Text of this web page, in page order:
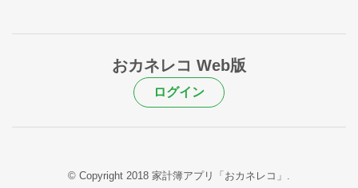
おカネレコ Web版
ログイン
© Copyright 2018 家計簿アプリ「おカネレコ」.